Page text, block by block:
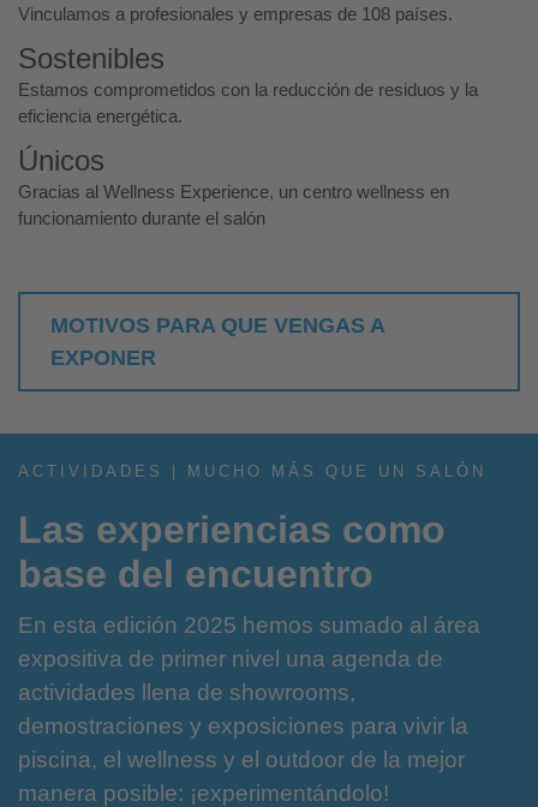
Vinculamos a profesionales y empresas de 108 países.
Sostenibles
Estamos comprometidos con la reducción de residuos y la
eficiencia energética.
Únicos
Gracias al Wellness Experience, un centro wellness en
funcionamiento durante el salón
MOTIVOS PARA QUE VENGAS A
EXPONER
ACTIVIDADES | MUCHO MÁS QUE UN SALÓN
Las experiencias como
base del encuentro
En esta edición 2025 hemos sumado al área
expositiva de primer nivel una agenda de
actividades llena de showrooms,
demostraciones y exposiciones para vivir la
piscina, el wellness y el outdoor de la mejor
manera posible: ¡experimentándolo!